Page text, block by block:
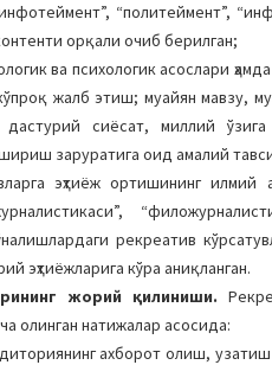
“политеймент”,
орқали очиб берилган;
ва психологик асослари
жалб этиш; муайян мавзу,
дастурий сиёсат, миллий
заруратига оид амалий
эҳтиёж ортишининг илмий
рекреатив
эҳтиёжларига кўра аниқланган.
жорий қилиниши.
олинган натижалар асосида:
ахборот олиш,